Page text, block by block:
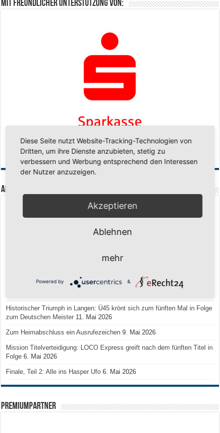
Mit freundlicher Unterstützung von:
Aktuelle Beiträge
Senioren-Training in den Sommerferien – wir bleiben fit!
Team LOCO Germany wird Vize-Europameister 2026
Reise nach Berlin – 4 Talente aus Hagener Vereinen mit dem WBV
Saison 2026/2027 Trainingszeiten Jugend 15. Mai 2026
Historischer Triumph in Langen: Ü45 krönt sich zum fünften Mal in Folge
zum Deutschen Meister 11. Mai 2026
Zum Heimabschluss ein Ausrufezeichen 9. Mai 2026
Mission Titelverteidigung: LOCO Express greift nach dem fünften Titel in
Folge 6. Mai 2026
Finale, Teil 2: Alle ins Hasper Ufo 6. Mai 2026
PREMIUMPARTNER
Diese Seite nutzt Website-Tracking-Technologien von
Dritten, um ihre Dienste anzubieten, stetig zu
verbessern und Werbung entsprechend den Interessen
der Nutzer anzuzeigen.
Akzeptieren
Ablehnen
mehr
Powered by &